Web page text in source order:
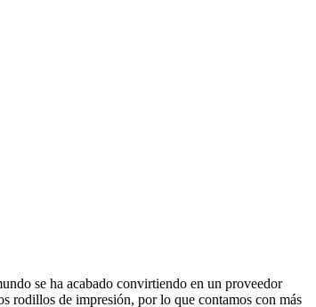
se ha acabado convirtiendo en un proveedor
rodillos de impresión, por lo que contamos con más